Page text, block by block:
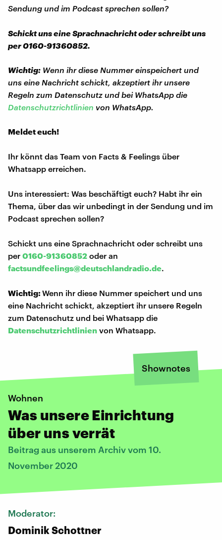
Sendung und im Podcast sprechen sollen?
Schickt uns eine Sprachnachricht oder schreibt uns
per 0160-91360852.
Wichtig: Wenn ihr diese Nummer einspeichert und
uns eine Nachricht schickt, akzeptiert ihr unsere
Regeln zum Datenschutz und bei WhatsApp die
Datenschutzrichtlinien von WhatsApp.
Meldet euch!
Ihr könnt das Team von Facts & Feelings über
Whatsapp erreichen.
Uns interessiert: Was beschäftigt euch? Habt ihr ein
Thema, über das wir unbedingt in der Sendung und im
Podcast sprechen sollen?
Schickt uns eine Sprachnachricht oder schreibt uns
per 0160-91360852 oder an
factsundfeelings@deutschlandradio.de.
Wichtig:Wenn ihr diese Nummer speichert und uns
eine Nachricht schickt, akzeptiert ihr unsere Regeln
zum Datenschutz und bei Whatsapp die
Datenschutzrichtlinien von Whatsapp.
Shownotes
Wohnen
Was unsere Einrichtung
über uns verrät
Beitrag aus unserem Archiv vom 10.
November 2020
Moderator:
Dominik Schottner